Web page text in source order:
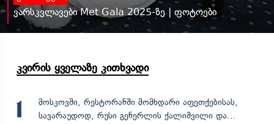
ვარსკვლავები Met Gala 2025-ზე | ფოტოები
კვირის ყველაზე კითხვადი
1
მოსკოვში, რესტორანში მომხდარი აფეთქებისას,
სავარაუდოდ, რუსი გენერლის ქალიშვილი და...